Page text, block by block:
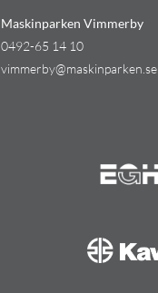
Maskinparken Vimmerby
0492-65 14 10
vimmerby@maskinparken.se